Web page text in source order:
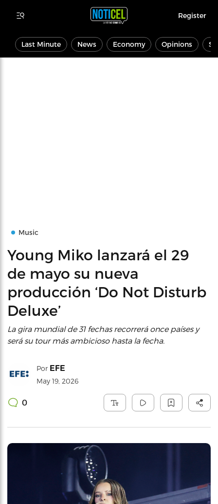
Register
Last Minute News Economy Opinions
Music
Young Miko lanzará el 29
de mayo su nueva
producción ‘Do Not Disturb
Deluxe’
La gira mundial de 31 fechas recorrerá once países y
será su tour más ambicioso hasta la fecha.
Por EFE
May 19, 2026
0